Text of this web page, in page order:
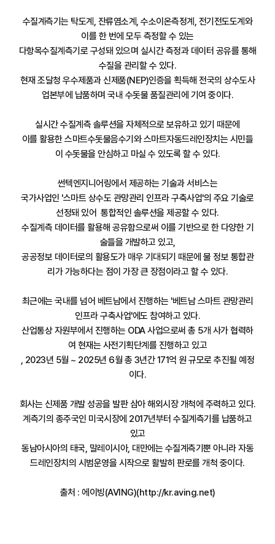
수질계측기는 탁도계, 잔류염소계, 수소이온측정계, 전기전도도계와
이를 한 번에 모두 측정할 수 있는
다항목수질계측기로 구성돼 있으며 실시간 측정과 데이터 공유를 통해
수질을 관리할 수 있다.
현재 조달청 우수제품과 신제품(NEP)인증을 획득해 전국의 상수도사
업본부에 납품하며 국내 수돗물 품질관리에 기여 중이다.
실시간 수질계측 솔루션을 자체적으로 보유하고 있기 때문에
이를 활용한 스마트수돗물음수기와 스마트자동드레인장치는 시민들
이 수돗물을 안심하고 마실 수 있도록 할 수 있다.
썬텍엔지니어링에서 제공하는 기술과 서비스는
국가사업인 '스마트 상수도 관망관리 인프라 구축사업'의 주요 기술로
선정돼 있어 통합적인 솔루션을 제공할 수 있다.
수질계측 데이터를 활용해 공유함으로써 이를 기반으로 한 다양한 기
술들을 개발하고 있고,
공공정보 데이터로의 활용도가 매우 기대되기 때문에 물 정보 통합관
리가 가능하다는 점이 가장 큰 장점이라고 할 수 있다.
최근에는 국내를 넘어 베트남에서 진행하는 '베트남 스마트 관망관리
인프라 구축사업'에도 참여하고 있다.
산업통상 자원부에서 진행하는 ODA 사업으로써 총 5개 사가 협력하
여 현재는 사전기획단계를 진행하고 있고
, 2023년 5월 ~ 2025년 6월 총 3년간 171억 원 규모로 추진될 예정
이다.
회사는 신제품 개발 성공을 발판 삼아 해외시장 개척에 주력하고 있다.
계측기의 종주국인 미국시장에 2017년부터 수질계측기를 납품하고
있고
동남아시아의 태국, 말레이시아, 대만에는 수질계측기뿐 아니라 자동
드레인장치의 시범운영을 시작으로 활발히 판로를 개척 중이다.
출처 : 에이빙(AVING)(http://kr.aving.net)